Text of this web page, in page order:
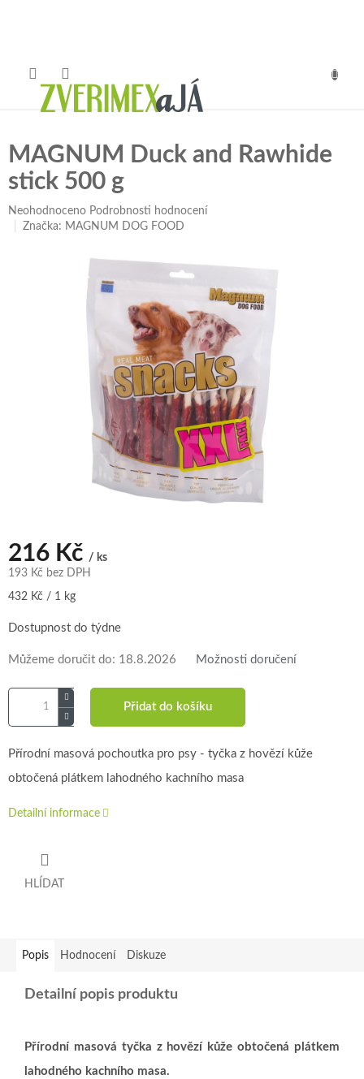
MAGNUM Duck and Rawhide
stick 500 g
Průměrné
hodnocení
Neohodnoceno Podrobnosti hodnocení
Značka: MAGNUM DOG FOOD
216 Kč / ks
193 Kč bez DPH
Měrná
432 Kč / 1 kg
Dostupnost do týdne
Můžeme doručit do: 18.8.2026 Možnosti doručení
Přidat do košíku
Přírodní masová pochoutka pro psy - tyčka z hovězí kůže
obtočená plátkem lahodného kachního masa
Detailní informace
HLÍDAT
Popis Hodnocení Diskuze
Detailní popis produktu
Přírodní masová tyčka z hovězí kůže obtočená plátkem
lahodného kachního masa.